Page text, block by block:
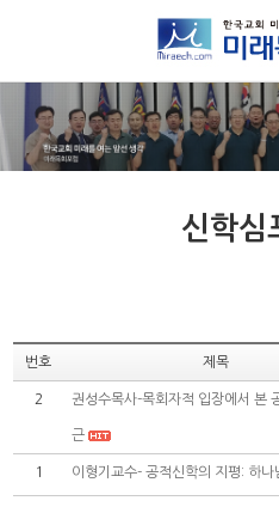
신학심
번호 제목
2 권성수목사-목회자적 입장에서 본
근
1 이형기교수- 공적신학의 지평: 하나